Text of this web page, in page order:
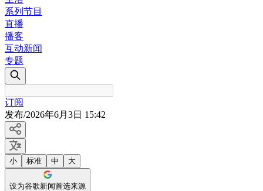
系列节目
直播
播客
互动新闻
专题
订阅
发布/2026年6月3日 15:42
小 标准 中 大
设为谷歌新闻首选来源